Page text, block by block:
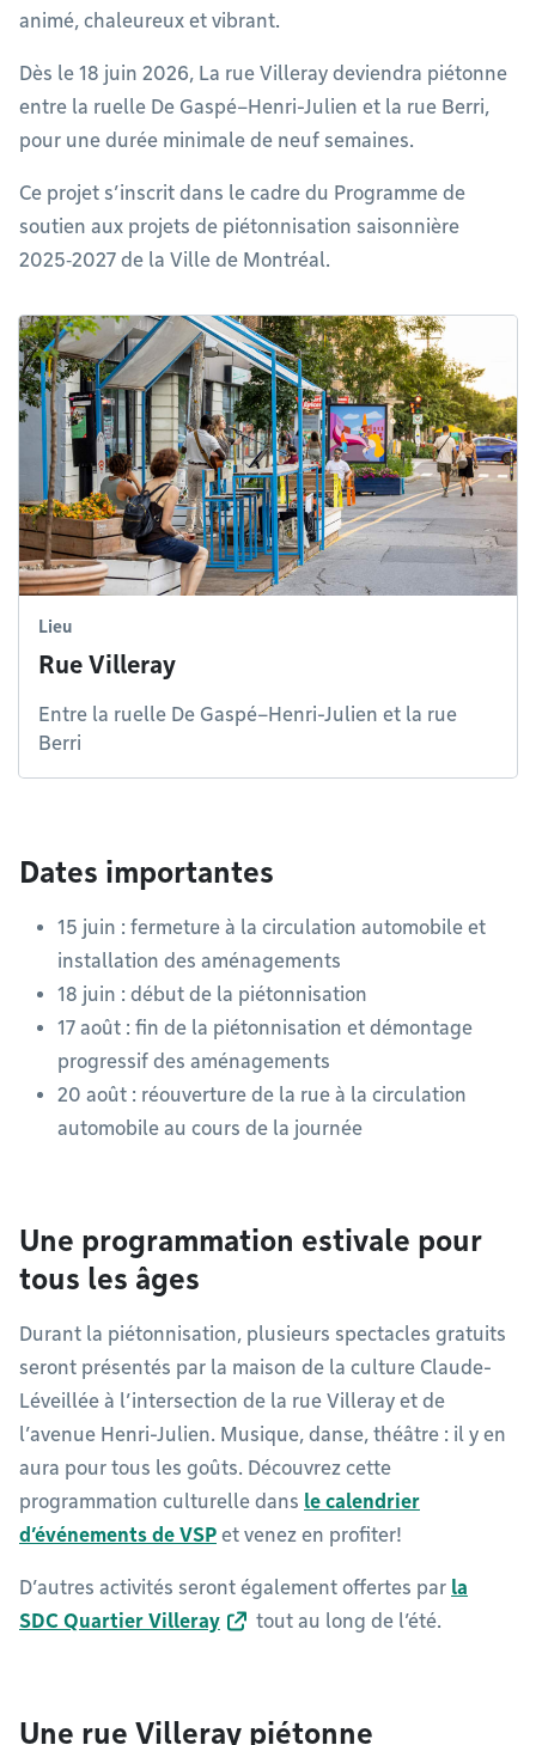
animé, chaleureux et vibrant.
Dès le 18 juin 2026, La rue Villeray deviendra piétonne
entre la ruelle De Gaspé–Henri-Julien et la rue Berri,
pour une durée minimale de neuf semaines.
Ce projet s’inscrit dans le cadre du Programme de
soutien aux projets de piétonnisation saisonnière
2025‑2027 de la Ville de Montréal.
Lieu
Rue Villeray
Entre la ruelle De Gaspé–Henri-Julien et la rue
Berri
Dates importantes
15 juin : fermeture à la circulation automobile et
installation des aménagements
18 juin : début de la piétonnisation
17 août : fin de la piétonnisation et démontage
progressif des aménagements
20 août : réouverture de la rue à la circulation
automobile au cours de la journée
Une programmation estivale pour
tous les âges
Durant la piétonnisation, plusieurs spectacles gratuits
seront présentés par la maison de la culture Claude-
Léveillée à l’intersection de la rue Villeray et de
l’avenue Henri-Julien. Musique, danse, théâtre : il y en
aura pour tous les goûts. Découvrez cette
programmation culturelle dans le calendrier
d’événements de VSP et venez en profiter!
D’autres activités seront également offertes par la
SDC Quartier Villeray
tout au long de l’été.
Une rue Villeray piétonne